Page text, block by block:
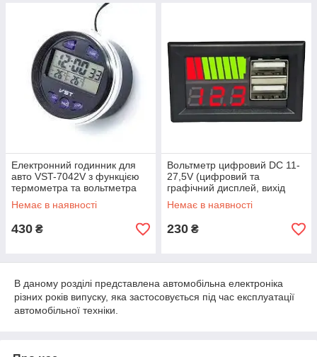
Електронний годинник для
авто VST-7042V з функцією
термометра та вольтметра
Немає в наявності
430 ₴
Вольтметр цифровий DC 11-
27,5V (цифровий та
графічний дисплей, вихід
USB)
Немає в наявності
230 ₴
В даному розділі представлена автомобільна електроніка
різних років випуску, яка застосовується під час експлуатації
автомобільної техніки.